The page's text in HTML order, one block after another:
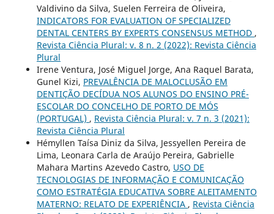
Valdivino da Silva, Suelen Ferreira de Oliveira,
INDICATORS FOR EVALUATION OF SPECIALIZED
DENTAL CENTERS BY EXPERTS CONSENSUS METHOD ,
Revista Ciência Plural: v. 8 n. 2 (2022): Revista Ciência
Plural
Irene Ventura, José Miguel Jorge, Ana Raquel Barata,
Gunel Kizi, PREVALÊNCIA DE MALOCLUSÃO EM
DENTIÇÃO DECÍDUA NOS ALUNOS DO ENSINO PRÉ-
ESCOLAR DO CONCELHO DE PORTO DE MÓS
(PORTUGAL) , Revista Ciência Plural: v. 7 n. 3 (2021):
Revista Ciência Plural
Hémyllen Taísa Diniz da Silva, Jessyellen Pereira de
Lima, Leonara Carla de Araújo Pereira, Gabrielle
Mahara Martins Azevedo Castro, USO DE
TECNOLOGIAS DE INFORMAÇÃO E COMUNICAÇÃO
COMO ESTRATÉGIA EDUCATIVA SOBRE ALEITAMENTO
MATERNO: RELATO DE EXPERIÊNCIA , Revista Ciência